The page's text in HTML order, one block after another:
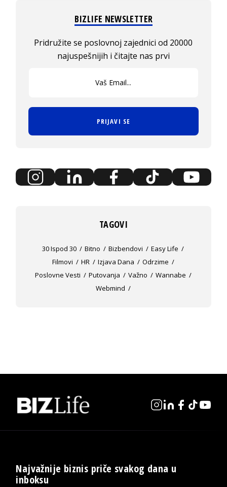
BIZLIFE NEWSLETTER
Pridružite se poslovnoj zajednici od 20000
najuspešnijih i čitajte nas prvi
PRIJAVI SE
TAGOVI
30 Ispod 30 Bitno Bizbendovi
Easy Life
Filmovi
HR Izjava Dana
Odrzime
Poslovne Vesti
Putovanja Važno
Wannabe
Webmind
Najvažnije biznis priče svakog dana u
inboksu